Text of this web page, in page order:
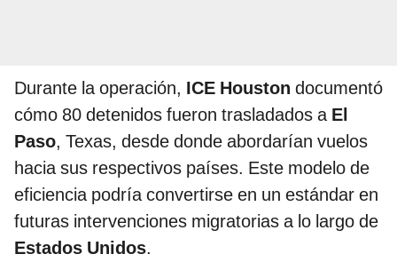
Durante la operación, ICE Houston documentó
cómo 80 detenidos fueron trasladados a El
Paso, Texas, desde donde abordarían vuelos
hacia sus respectivos países. Este modelo de
eficiencia podría convertirse en un estándar en
futuras intervenciones migratorias a lo largo de
Estados Unidos.